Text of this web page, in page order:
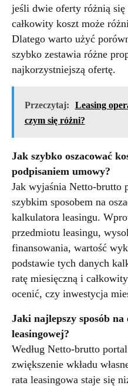
jeśli dwie oferty różnią się
całkowity koszt może
Dlatego warto użyć
szybko zestawia różne
najkorzystniejszą ofertę.
Przeczytaj:
Leasing
czym się różni?
Jak szybko oszacować
podpisaniem umowy?
Jak wyjaśnia Netto-brutto
szybkim sposobem na
kalkulatora leasingu.
przedmiotu leasingu,
finansowania, wartość
podstawie tych danych
ratę miesięczną i
ocenić, czy inwestycja
Jaki najlepszy sposób
leasingowej?
Według Netto-brutto
zwiększenie wkładu
rata leasingowa staje się